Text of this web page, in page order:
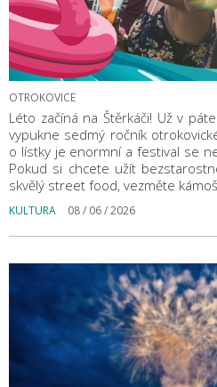
OTROKOVICE
Léto začíná na Štěrkáči! Už v
vypukne sedmý ročník
o lístky je enormní a festival se
Pokud si chcete užít
skvělý street food, vezměte
KULTURA 08 / 06 / 2026